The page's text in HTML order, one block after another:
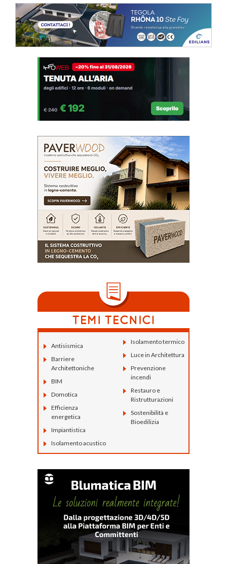
Antisismica
Barriere
Architettoniche
BIM
Domotica
Efficienza
energetica
Impiantistica
Isolamento acustico
Isolamento termico
Luce in Architettura
Prevenzione
incendi
Restauro e
Ristrutturazioni
Sostenibilità e
Bioedilizia